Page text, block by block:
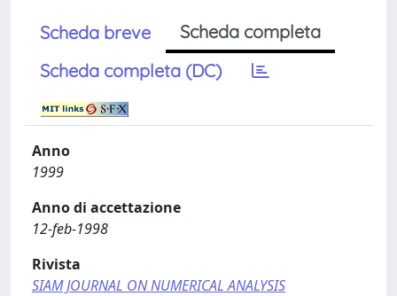
Scheda breve
Scheda completa
Scheda completa (DC)
Anno
1999
Anno di accettazione
12-feb-1998
Rivista
SIAM JOURNAL ON NUMERICAL ANALYSIS